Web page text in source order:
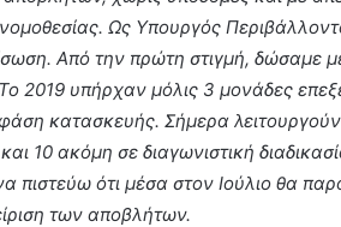
Ως Υπουργός
Από την πρώτη στιγμή,
2019 υπήρχαν μόλις 3 μονάδες
κατασκευής. Σήμερα
10 ακόμη σε διαγωνιστική
πιστεύω ότι μέσα στον Ιούλιο θα
των αποβλήτων.